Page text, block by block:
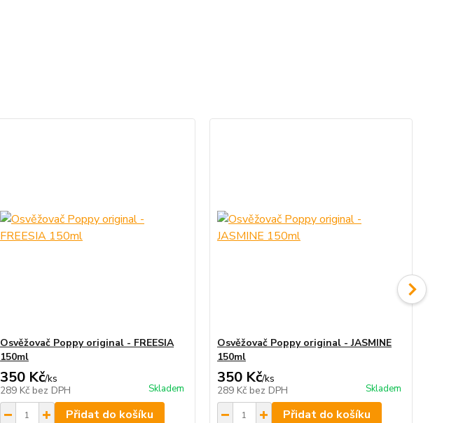
Osvěžovač Poppy original - FREESIA
150ml
350 Kč/ks
289 Kč bez DPH Skladem
Přidat do košíku
Osvěžovač Poppy original - JASMINE
150ml
350 Kč/ks
289 Kč bez DPH Skladem
Přidat do košíku